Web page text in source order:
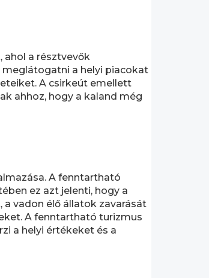
ahol a résztvevők
a helyi piacokat
A csirkeút emellett
ahhoz, hogy a kaland még
A fenntartható
ez azt jelenti, hogy a
vadon élő állatok zavarását
A fenntartható turizmus
a helyi értékeket és a